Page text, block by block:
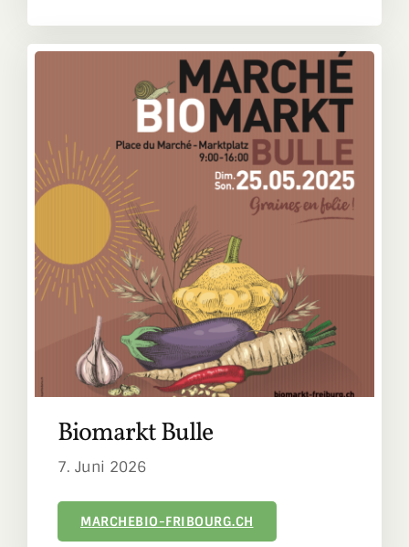
Biomarkt Bulle
7. Juni 2026
MARCHEBIO-FRIBOURG.CH